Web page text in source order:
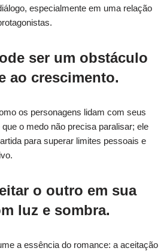
especialmente em uma relação
ser um obstáculo
ao crescimento.
os personagens lidam com seus
o medo não precisa paralisar; ele
para superar limites pessoais e
o outro em sua
luz e sombra.
a essência do romance: a aceitação